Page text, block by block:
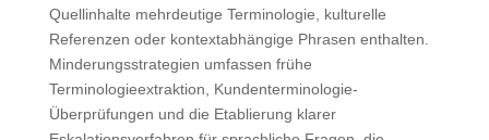
Quellinhalte mehrdeutige Terminologie, kulturelle
Referenzen oder kontextabhängige Phrasen enthalten.
Minderungsstrategien umfassen frühe
Terminologieextraktion, Kundenterminologie-
Überprüfungen und die Etablierung klarer